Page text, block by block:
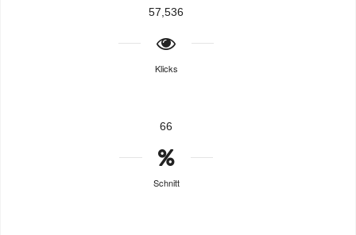
57,536
Klicks
66
Schnitt